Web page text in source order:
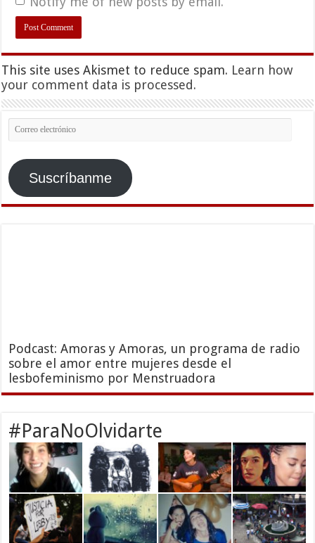
This site uses Akismet to reduce spam. Learn how
your comment data is processed.
Correo
electrónico
Suscríbanme
Podcast: Amoras y Amoras, un programa de radio
sobre el amor entre mujeres desde el
lesbofeminismo por Menstruadora
#ParaNoOlvidarte